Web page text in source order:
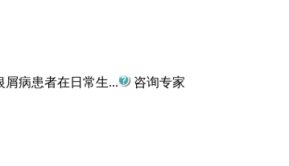
病患者在日常生... 咨询专家